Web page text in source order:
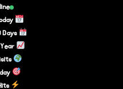
Visits Today:
Last 30 Days:
Total Visits:
Hits Today:
Total Hits: